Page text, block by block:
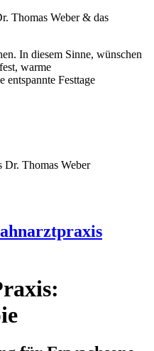
Thomas Weber & das
In diesem Sinne, wünschen
warme
entspannte Festtage
Dr. Thomas Weber